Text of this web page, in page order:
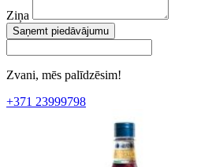
Ziņa
Saņemt piedāvājumu
Zvani, mēs palīdzēsim!
+371 23999798